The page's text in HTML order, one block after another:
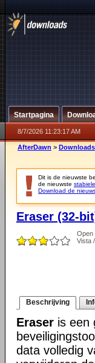
Startpagina
8/7/2026 11:23:17 AM
AfterDawn > Downloads
Dit is de nieuwste
de nieuwste
Download de
Eraser (32-
Open
Vista
Beschrijving
Eraser is een
data volledig